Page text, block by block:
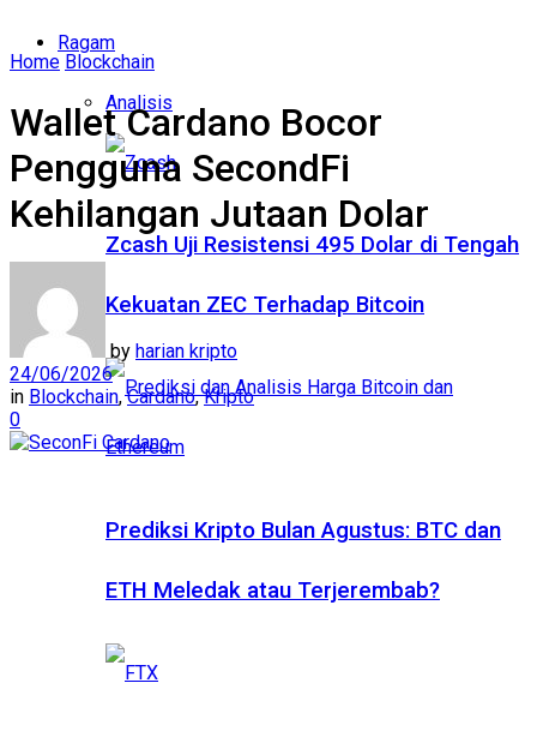
Ragam
Analisis
Zcash Uji Resistensi 495 Dolar di Tengah
Kekuatan ZEC Terhadap Bitcoin
Prediksi Kripto Bulan Agustus: BTC dan
ETH Meledak atau Terjerembab?
Home Blockchain
Wallet Cardano Bocor
Pengguna SecondFi
Kehilangan Jutaan Dolar
by harian kripto
24/06/2026
in Blockchain,Cardano,Kripto
0